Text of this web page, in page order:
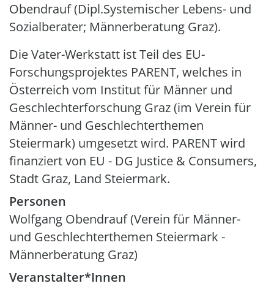
Obendrauf (Dipl.Systemischer Lebens- und
Sozialberater; Männerberatung Graz).
Die Vater-Werkstatt ist Teil des EU-
Forschungsprojektes PARENT, welches in
Österreich vom Institut für Männer und
Geschlechterforschung Graz (im Verein für
Männer- und Geschlechterthemen
Steiermark) umgesetzt wird. PARENT wird
finanziert von EU - DG Justice & Consumers,
Stadt Graz, Land Steiermark.
Personen
Wolfgang Obendrauf (Verein für Männer-
und Geschlechterthemen Steiermark -
Männerberatung Graz)
Veranstalter*Innen